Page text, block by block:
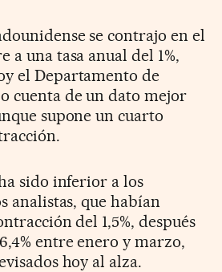
se contrajo en el
a una tasa anual del 1%,
el Departamento de
cuenta de un dato mejor
supone un cuarto
sido inferior a los
analistas, que habían
del 1,5%, después
entre enero y marzo,
hoy al alza.